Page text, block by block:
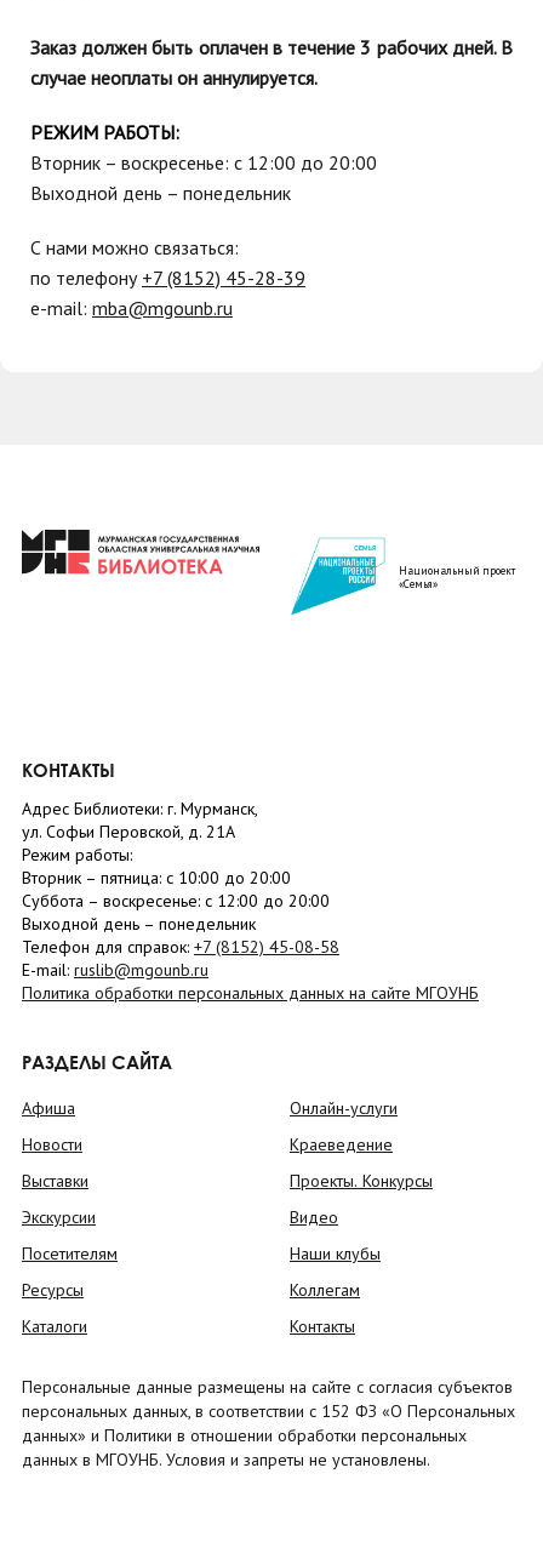
Заказ должен быть оплачен в течение 3 рабочих дней. В
случае неоплаты он аннулируется.
РЕЖИМ РАБОТЫ:
Вторник – воскресенье: с 12:00 до 20:00
Выходной день – понедельник
С нами можно связаться:
по телефону +7 (8152) 45-28-39
е-mail: mba@mgounb.ru
Национальный проект
«Семья»
КОНТАКТЫ
Адрес Библиотеки: г. Мурманск,
ул. Софьи Перовской, д. 21А
Режим работы:
Вторник – пятница: с 10:00 до 20:00
Суббота – воскресенье: c 12:00 до 20:00
Выходной день – понедельник
Телефон для справок: +7 (8152) 45-08-58
E-mail: ruslib@mgounb.ru
Политика обработки персональных данных на сайте МГОУНБ
РАЗДЕЛЫ САЙТА
Афиша
Новости
Выставки
Экскурсии
Посетителям
Ресурсы
Каталоги
Онлайн-услуги
Краеведение
Проекты. Конкурсы
Видео
Наши клубы
Коллегам
Контакты
Персональные данные размещены на сайте с согласия субъектов
персональных данных, в соответствии с 152 ФЗ «О Персональных
данных» и Политики в отношении обработки персональных
данных в МГОУНБ. Условия и запреты не установлены.